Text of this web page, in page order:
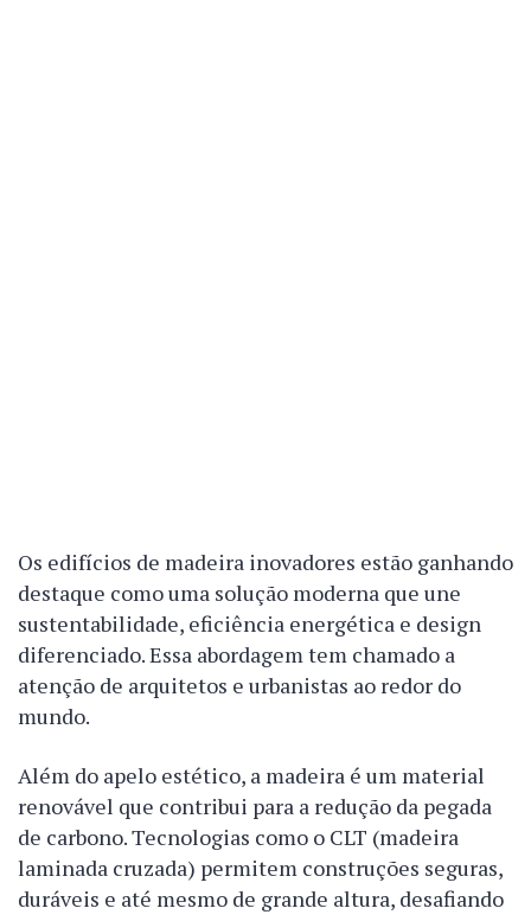
Os edifícios de madeira inovadores estão ganhando
destaque como uma solução moderna que une
sustentabilidade, eficiência energética e design
diferenciado. Essa abordagem tem chamado a
atenção de arquitetos e urbanistas ao redor do
mundo.
Além do apelo estético, a madeira é um material
renovável que contribui para a redução da pegada
de carbono. Tecnologias como o CLT (madeira
laminada cruzada) permitem construções seguras,
duráveis e até mesmo de grande altura, desafiando